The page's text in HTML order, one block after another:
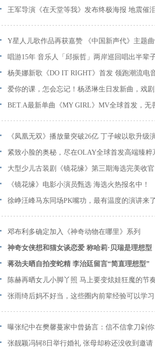
王军导演《在天堂等我》发布终极海报 地震催
Y星人儿歌作品再获嘉赞 《中国新声代》主题
唱游15年 音乐人「邱振哲」两岸巡回唱出半辈
杨美娜新歌《DO IT RIGHT》首发 领跑潮流电
爱你的课，怎会忘记！杨丞琳生日发新曲，戏
BET.A最新单曲《MY GIRL》MV全球首发，无
《凤凰无双》播放量突破26亿 丁子峻以歌升级
紧致小脸的奥秘，尽在OLAY全球首发高端臻粹
大型少儿古装剧《镜花缘》第三期海选完美收官
《镜花缘》电影小演员甄选 海选火热报名中！
徐峥汪峰马东同场PK嘴功，最有温度的演讲来了
邓布利多确定加入《神奇动物在哪里》系列
神奇女侠想和猫女谈恋爱 称哈莉·贝瑞是理想型
蒋劲夫晒自拍变蛇精 李治廷留言“简直理想型”
陈赫再晒女儿小脚丫照 马上要变炫娃狂魔的节
张雨绮后妈不好当，这些圈内前辈经验可以学习
曝张纪中在樊馨蔓家中曾扬言：信不信拿刀剁你
张靓颖冯轲8日举行婚礼 张母却称还没收到邀请